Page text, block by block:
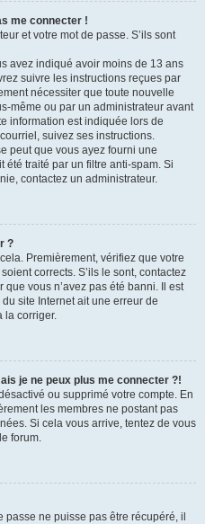
me connecter !
et votre mot de passe. S’ils sont
avez indiqué avoir moins de 13 ans
suivre les instructions reçues par
nécessiter que toute nouvelle
même ou par un administrateur avant
information est indiquée lors de
suivez ses instructions.
peut que vous ayez fourni une
traité par un filtre anti-spam. Si
contactez un administrateur.
?
Premièrement, vérifiez que votre
corrects. S’ils le sont, contactez
vous n’avez pas été banni. Il est
site Internet ait une erreur de
la corriger.
je ne peux plus me connecter ?!
ou supprimé votre compte. En
les membres ne postant pas
Si cela vous arrive, tentez de vous
forum.
ne puisse pas être récupéré, il